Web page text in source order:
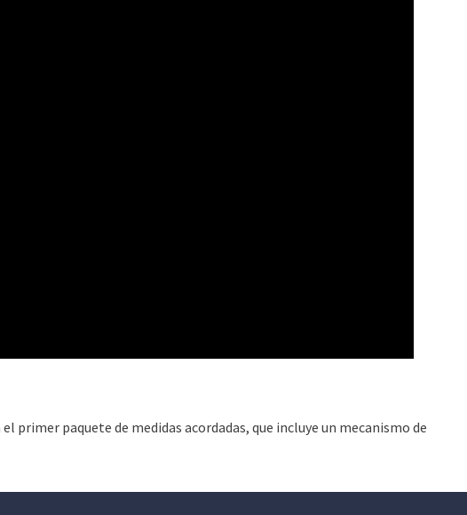
primer paquete de medidas acordadas, que incluye un mecanismo de